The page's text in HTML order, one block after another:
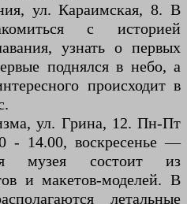
ул. Караимская, 8. В
с историей
узнать о первых
поднялся в небо, а
происходит в
ул. Грина, 12. Пн-Пт
- 14.00, воскресенье —
музея состоит из
и макетов-моделей. В
летальные